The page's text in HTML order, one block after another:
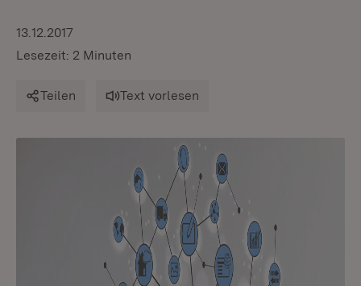
13.12.2017
Lesezeit: 2 Minuten
Teilen Text vorlesen